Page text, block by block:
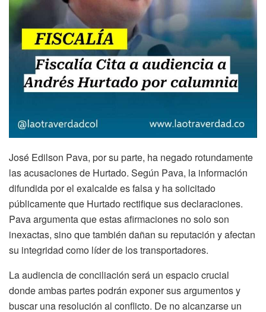
José Edilson Pava, por su parte, ha negado rotundamente
las acusaciones de Hurtado. Según Pava, la información
difundida por el exalcalde es falsa y ha solicitado
públicamente que Hurtado rectifique sus declaraciones.
Pava argumenta que estas afirmaciones no solo son
inexactas, sino que también dañan su reputación y afectan
su integridad como líder de los transportadores.
La audiencia de conciliación será un espacio crucial
donde ambas partes podrán exponer sus argumentos y
buscar una resolución al conflicto. De no alcanzarse un